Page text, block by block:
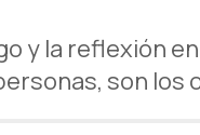
y la reflexión
son los